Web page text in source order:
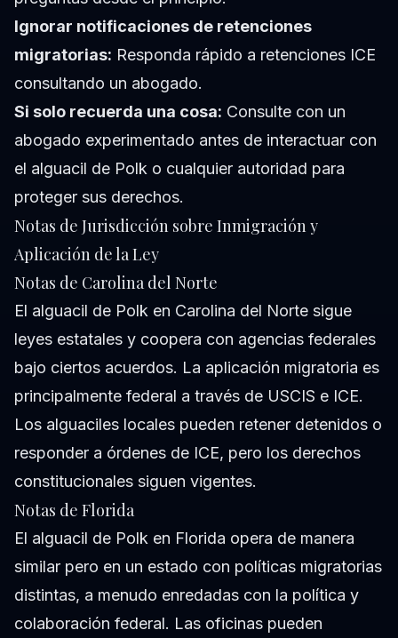
Ignorar notificaciones de retenciones
migratorias: Responda rápido a retenciones ICE
consultando un abogado.
Si solo recuerda una cosa: Consulte con un
abogado experimentado antes de interactuar con
el alguacil de Polk o cualquier autoridad para
proteger sus derechos.
Notas de Jurisdicción sobre Inmigración y
Aplicación de la Ley
Notas de Carolina del Norte
El alguacil de Polk en Carolina del Norte sigue
leyes estatales y coopera con agencias federales
bajo ciertos acuerdos. La aplicación migratoria es
principalmente federal a través de USCIS e ICE.
Los alguaciles locales pueden retener detenidos o
responder a órdenes de ICE, pero los derechos
constitucionales siguen vigentes.
Notas de Florida
El alguacil de Polk en Florida opera de manera
similar pero en un estado con políticas migratorias
distintas, a menudo enredadas con la política y
colaboración federal. Las oficinas pueden